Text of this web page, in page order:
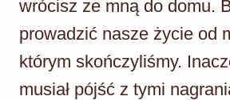
wrócisz ze mną do domu.
prowadzić nasze życie od
którym skończyliśmy.
musiał pójść z tymi